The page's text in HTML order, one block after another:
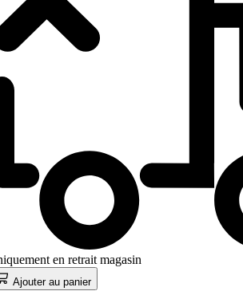
en retrait magasin
Ajouter au panier